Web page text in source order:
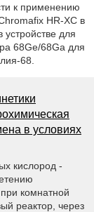
к применению
HR-XC в
для
68Ge/68Ga для
68.
в условиях
кислород -
комнатной
реактор, через